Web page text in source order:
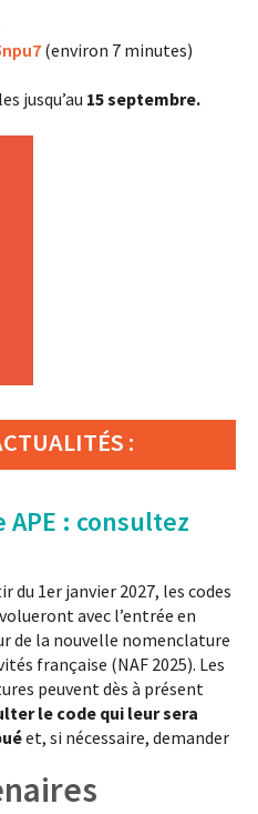
(environ 7 minutes)
jusqu’au 15 septembre.
:
APE : consultez
du 1er janvier 2027, les codes
avec l’entrée en
de la nouvelle nomenclature
française (NAF 2025). Les
peuvent dès à présent
le code qui leur sera
et, si nécessaire, demander